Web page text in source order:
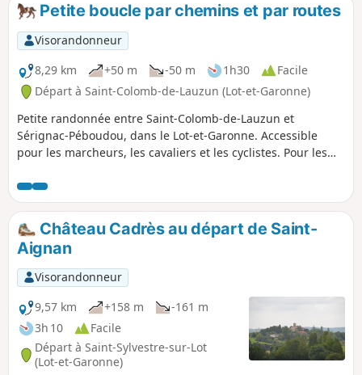
Petite boucle par chemins et par routes
Visorandonneur
8,29 km
+50 m -50 m 1h30
Facile
Départ à Saint-Colomb-de-Lauzun (Lot-et-Garonne)
Petite randonnée entre Saint-Colomb-de-Lauzun et
Sérignac-Péboudou, dans le Lot-et-Garonne. Accessible
pour les marcheurs, les cavaliers et les cyclistes. Pour les
approximativement une heure/une heure trente.
Château Cadrès au départ de Saint-
Aignan
Visorandonneur
9,57 km
+158 m
-161 m
3h 10
Facile
Départ à Saint-Sylvestre-sur-Lot
(Lot-et-Garonne)